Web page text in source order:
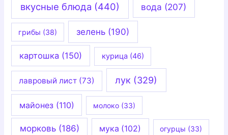
вкусные блюда (440) вода (207)
грибы (38) зелень (190)
картошка (150) курица (46)
лавровый лист (73) лук (329)
майонез(110) молоко (33)
морковь(186) мука (102) огурцы (33)